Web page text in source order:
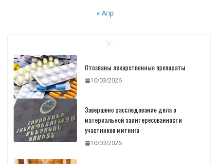
« Апр
Отозваны лекарственные препараты
10/03/2026
Завершено расследование дела о
материальной заинтересованности
участников митинга
10/03/2026